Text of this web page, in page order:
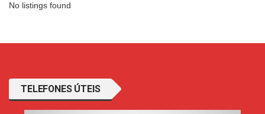
No listings found
TELEFONES ÚTEIS